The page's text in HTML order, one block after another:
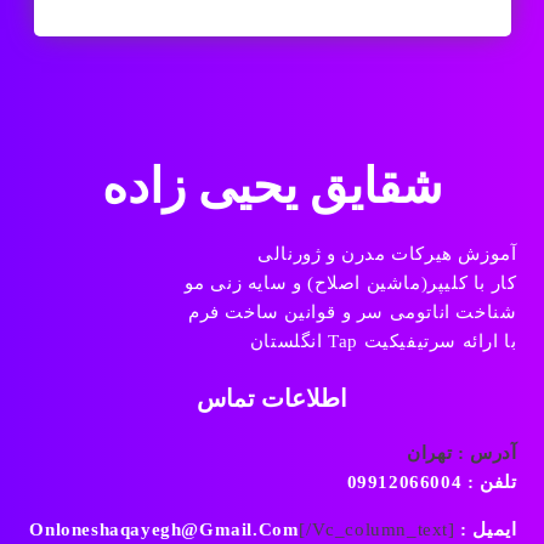
شقایق یحیی زاده
آموزش هیرکات مدرن و ژورنالی
کار با کلیپر(ماشین اصلاح) و سایه زنی مو
شناخت اناتومی سر و قوانین ساخت فرم
با ارائه سرتیفیکیت Tap انگلستان
اطلاعات تماس
آدرس : تهران
تلفن : 09912066004
ایمیل : Onloneshaqayegh@gmail.com [/vc_column_text]